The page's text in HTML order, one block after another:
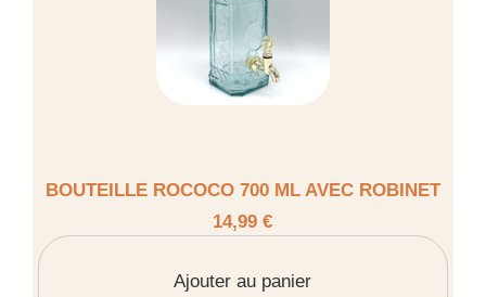
BOUTEILLE ROCOCO 700 ML AVEC ROBINET
14,99 €
Ajouter au panier